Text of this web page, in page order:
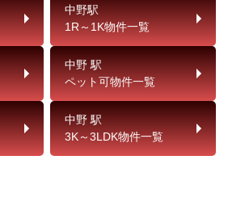
中野駅
1R～1K物件一覧
中野 駅
ペット可物件一覧
中野 駅
3K～3LDK物件一覧